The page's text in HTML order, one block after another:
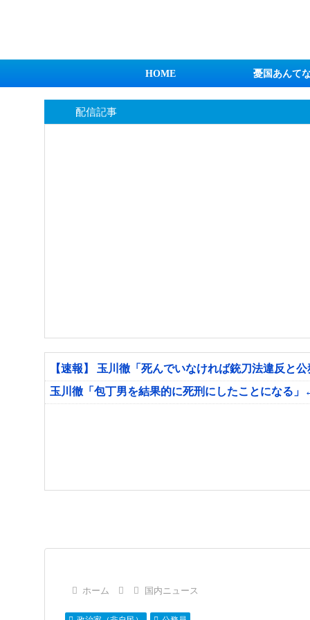
HOME 憂国あんて
配信記事
【速報】 玉川徹「死んでいなければ銃刀法違反と
玉川徹「包丁男を結果的に死刑にしたことになる
ホーム 国内ニュース